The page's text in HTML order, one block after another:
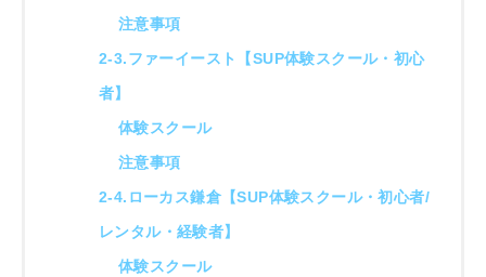
注意事項
2-3.ファーイースト【SUP体験スクール・初心
者】
体験スクール
注意事項
2-4.ローカス鎌倉【SUP体験スクール・初心者/
レンタル・経験者】
体験スクール